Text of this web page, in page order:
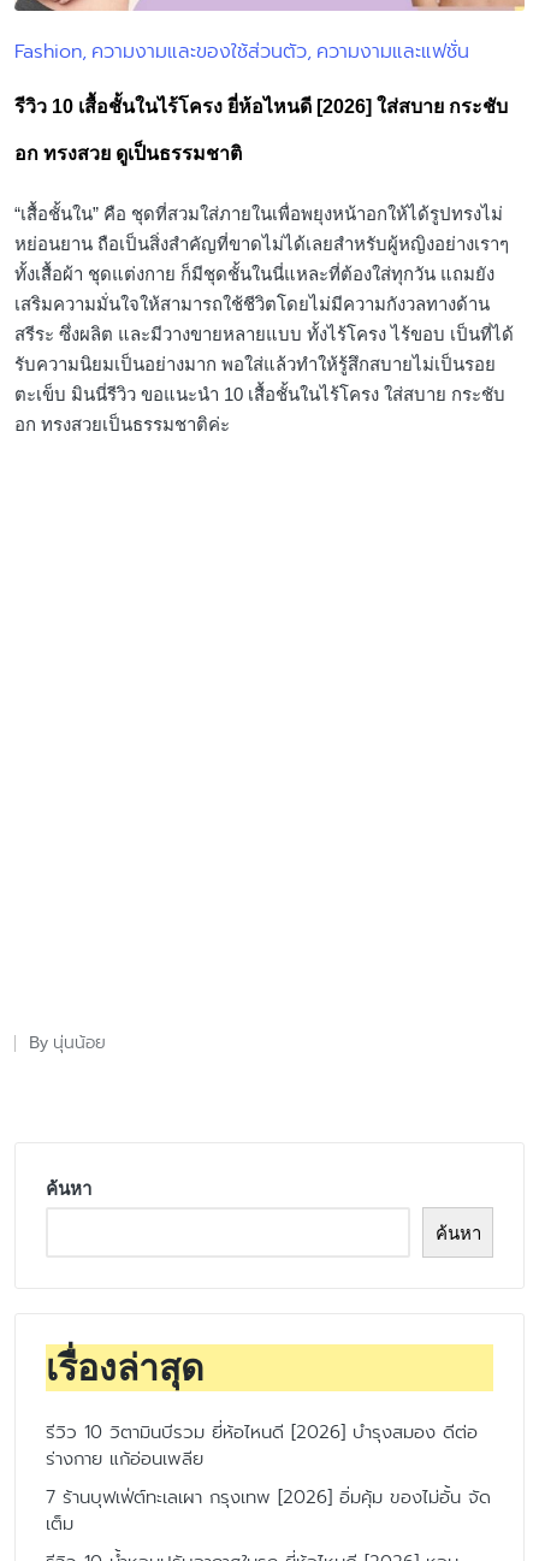
Posted
Fashion ความงามและของใช้ส่วนตัว ความงามและแฟชั่น
รีวิว 10 เสื้อชั้นในไร้โครง ยี่ห้อไหนดี [2026] ใส่สบาย กระชับ
อก ทรงสวย ดูเป็นธรรมชาติ
“เสื้อชั้นใน” คือ ชุดที่สวมใส่ภายในเพื่อพยุงหน้าอกให้ได้รูปทรงไม่
หย่อนยาน ถือเป็นสิ่งสำคัญที่ขาดไม่ได้เลยสำหรับผู้หญิงอย่างเราๆ
ทั้งเสื้อผ้า ชุดแต่งกาย ก็มีชุดชั้นในนี่แหละที่ต้องใส่ทุกวัน แถมยัง
เสริมความมั่นใจให้สามารถใช้ชีวิตโดยไม่มีความกังวลทางด้าน
สรีระ ซึ่งผลิต และมีวางขายหลายแบบ ทั้งไร้โครง ไร้ขอบ เป็นที่ได้
รับความนิยมเป็นอย่างมาก พอใส่แล้วทำให้รู้สึกสบายไม่เป็นรอย
ตะเข็บ มินนี่รีวิว ขอแนะนำ 10 เสื้อชั้นในไร้โครง ใส่สบาย กระชับ
อก ทรงสวยเป็นธรรมชาติค่ะ
Posted
By นุ่นน้อย
ค้นหา
ค้นหา
เรื่องล่าสุด
รีวิว 10 วิตามินบีรวม ยี่ห้อไหนดี [2026] บำรุงสมอง ดีต่อ
ร่างกาย แก้อ่อนเพลีย
7 ร้านบุฟเฟ่ต์ทะเลเผา กรุงเทพ [2026] อิ่มคุ้ม ของไม่อั้น จัด
เต็ม